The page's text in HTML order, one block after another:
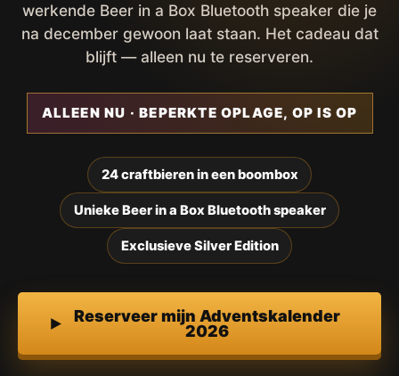
werkende Beer in a Box Bluetooth speaker die je
na december gewoon laat staan. Het cadeau dat
blijft — alleen nu te reserveren.
ALLEEN NU · BEPERKTE OPLAGE, OP IS OP
24 craftbieren in een boombox
Unieke Beer in a Box Bluetooth speaker
Exclusieve Silver Edition
Reserveer mijn Adventskalender
2026